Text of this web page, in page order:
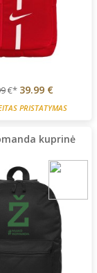
€* 39.99 €
PRISTATYMAS
kuprinė